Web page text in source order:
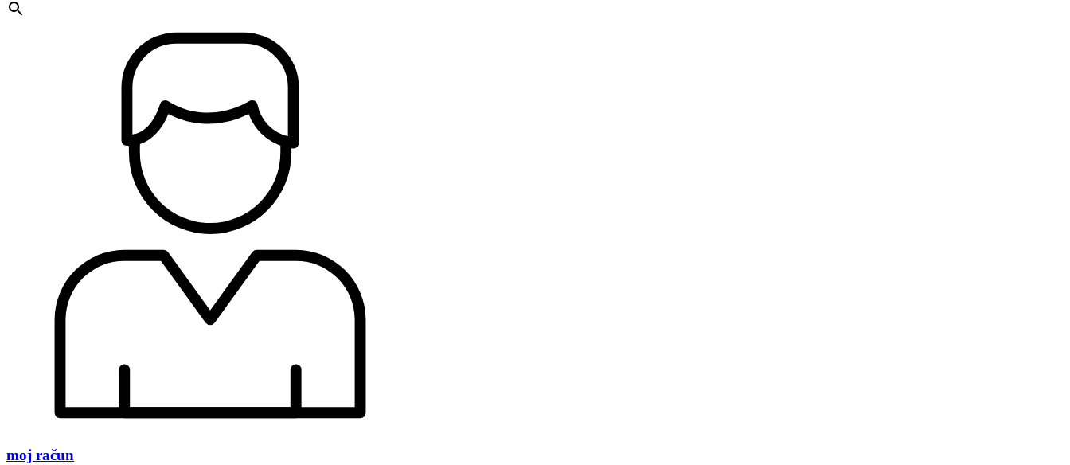
moj račun